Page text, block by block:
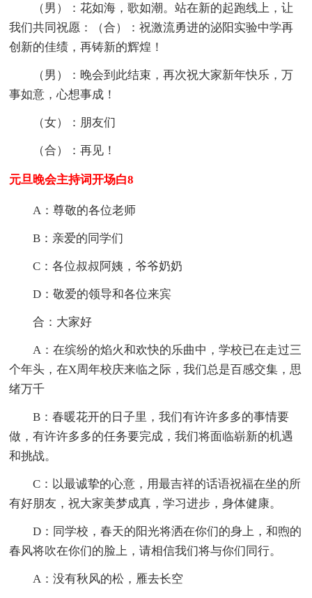
（男）：花如海，歌如潮。站在新的起跑线上，让
我们共同祝愿：（合）：祝激流勇进的泌阳实验中学再
创新的佳绩，再铸新的辉煌！
（男）：晚会到此结束，再次祝大家新年快乐，万
事如意，心想事成！
（女）：朋友们
（合）：再见！
元旦晚会主持词开场白8
A：尊敬的各位老师
B：亲爱的同学们
C：各位叔叔阿姨，爷爷奶奶
D：敬爱的领导和各位来宾
合：大家好
A：在缤纷的焰火和欢快的乐曲中，学校已在走过三
个年头，在X周年校庆来临之际，我们总是百感交集，思
绪万千
B：春暖花开的日子里，我们有许许多多的事情要
做，有许许多多的任务要完成，我们将面临崭新的机遇
和挑战。
C：以最诚挚的心意，用最吉祥的话语祝福在坐的所
有好朋友，祝大家美梦成真，学习进步，身体健康。
D：同学校，春天的阳光将洒在你们的身上，和煦的
春风将吹在你们的脸上，请相信我们将与你们同行。
A：没有秋风的松，雁去长空